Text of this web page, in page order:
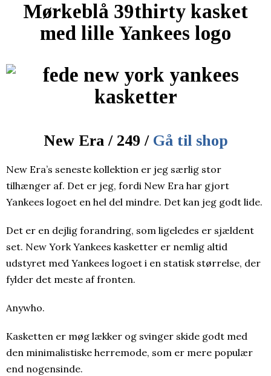
Mørkeblå 39thirty kasket
med lille Yankees logo
New Era / 249 / Gå til shop
New Era’s seneste kollektion er jeg særlig stor
tilhænger af. Det er jeg, fordi New Era har gjort
Yankees logoet en hel del mindre. Det kan jeg godt lide.
Det er en dejlig forandring, som ligeledes er sjældent
set. New York Yankees kasketter er nemlig altid
udstyret med Yankees logoet i en statisk størrelse, der
fylder det meste af fronten.
Anywho.
Kasketten er møg lækker og svinger skide godt med
den minimalistiske herremode, som er mere populær
end nogensinde.